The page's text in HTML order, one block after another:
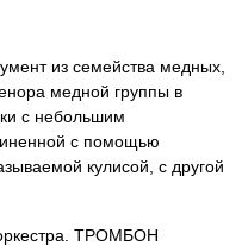
из семейства медных,
медной группы в
с небольшим
с помощью
кулисой, с другой
ТРОМБОН